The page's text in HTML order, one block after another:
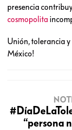
presencia
cosmopolita
Unión, tolerancia y
México!
“persona